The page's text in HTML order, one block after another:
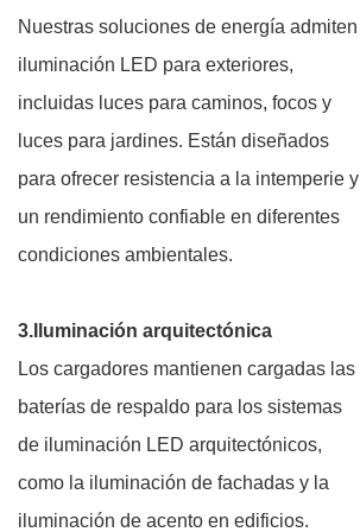
Nuestras soluciones de energía admiten
iluminación LED para exteriores,
incluidas luces para caminos, focos y
luces para jardines. Están diseñados
para ofrecer resistencia a la intemperie y
un rendimiento confiable en diferentes
condiciones ambientales.
3.Iluminación arquitectónica
Los cargadores mantienen cargadas las
baterías de respaldo para los sistemas
de iluminación LED arquitectónicos,
como la iluminación de fachadas y la
iluminación de acento en edificios.